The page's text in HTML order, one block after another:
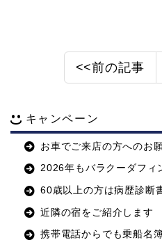
<<前の記事
キャンペーン
お車でご来店の方へのお
2026年もバラクーダフィ
60歳以上の方は病歴診断
近隣の宿をご紹介します
携帯電話からでも乗船名